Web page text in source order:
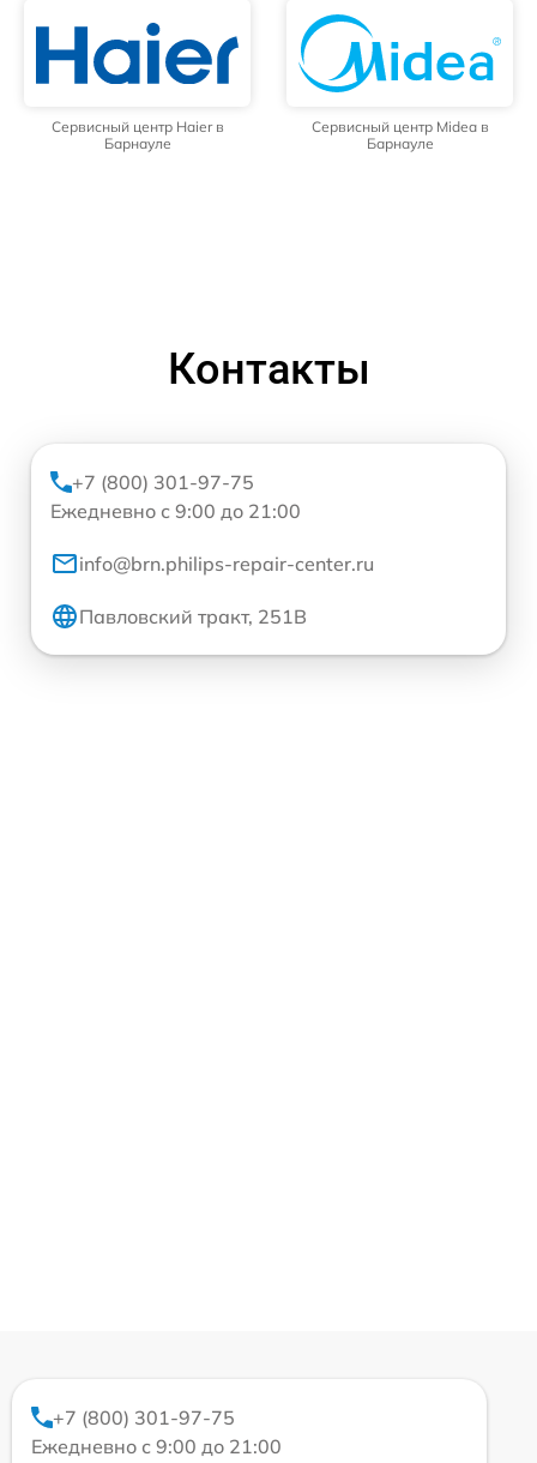
Сервисный центр Haier в
Барнауле
Сервисный центр Midea в
Барнауле
Контакты
+7 (800) 301-97-75
Ежедневно с 9:00 до 21:00
info@brn.philips-repair-center.ru
Павловский тракт, 251В
+7 (800) 301-97-75
Ежедневно с 9:00 до 21:00